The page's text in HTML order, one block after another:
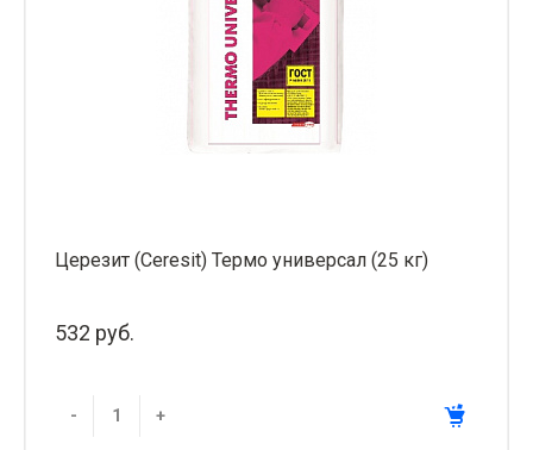
Церезит (Ceresit) Термо универсал (25 кг)
532 руб.
- +